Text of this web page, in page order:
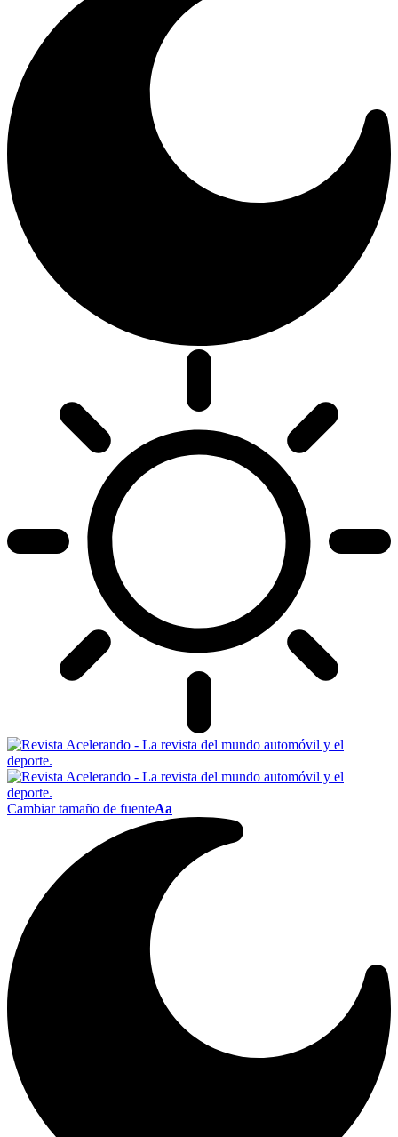
Cambiar tamaño de fuenteAa